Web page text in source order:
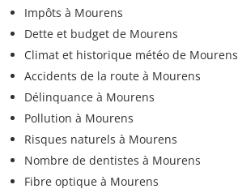
Impôts à Mourens
Dette et budget de Mourens
Climat et historique météo de Mourens
Accidents de la route à Mourens
Délinquance à Mourens
Pollution à Mourens
Risques naturels à Mourens
Nombre de dentistes à Mourens
Fibre optique à Mourens